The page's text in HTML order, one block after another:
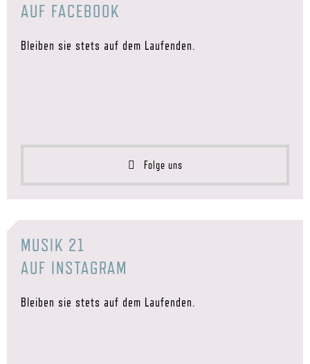
AUF FACEBOOK
Bleiben sie stets auf dem Laufenden.
Folge uns
MUSIK 21
AUF INSTAGRAM
Bleiben sie stets auf dem Laufenden.